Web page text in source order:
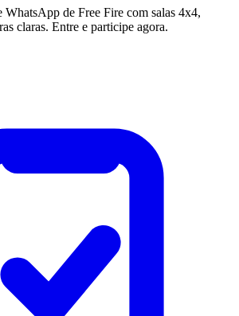
WhatsApp de Free Fire com salas 4x4,
claras. Entre e participe agora.